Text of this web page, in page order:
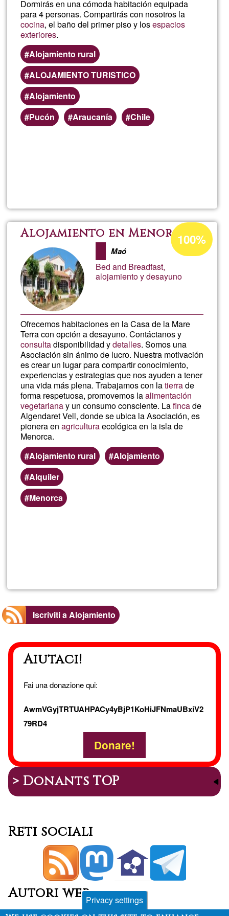
Dormirás en una cómoda habitación equipada
para 4 personas. Compartirás con nosotros la
cocina, el baño del primer piso y losespacios
exteriores.
Alojamiento rural
ALOJAMIENTO TURISTICO
Alojamiento
Pucón
Araucanía Chile
en
el
bosque
de
Alojamiento en Menorca
Maó
Bed and Breadfast,
alojamiento y desayuno
Ofrecemos habitaciones en la Casa de la Mare
Terra con opción a desayuno. Contáctanos y
consultadisponibilidad ydetalles. Somos una
Asociación sin ánimo de lucro. Nuestra motivación
es crear un lugar para compartir conocimiento,
experiencias y estrategias que nos ayuden a tener
una vida más plena. Trabajamos con latierrade
forma respetuosa, promovemos laalimentación
vegetarianay un consumo consciente. Lafincade
Algendaret Vell, donde se ubica la Asociación, es
pionera enagriculturaecológica en la isla de
Menorca.
Alojamiento rural
Alojamiento
Alquiler
Menorca
Percentuale
di
accettazione
del
100%
en
Iscriviti a Alojamiento
Aiutaci!
Fai una donazione qui:
AwmVGyjTRTUAHPACy4yBjP1KoHiJFNmaUBxiV2
79RD4
Donare!
> Donants TOP
Reti sociali
Autori webPrivacy settings